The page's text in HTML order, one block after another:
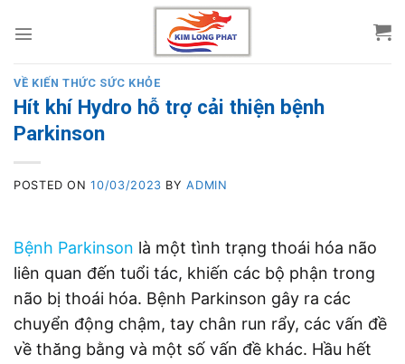
VỀ KIẾN THỨC SỨC KHỎE
Hít khí Hydro hỗ trợ cải thiện bệnh
Parkinson
POSTED ON10/03/2023 BYADMIN
Bệnh Parkinson là một tình trạng thoái hóa não
liên quan đến tuổi tác, khiến các bộ phận trong
não bị thoái hóa. Bệnh Parkinson gây ra các
chuyển động chậm, tay chân run rẩy, các vấn đề
về thăng bằng và một số vấn đề khác. Hầu hết